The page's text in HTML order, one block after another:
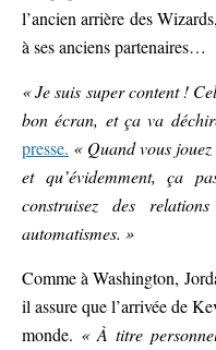
l’ancien arrière des
à ses anciens partenaires…
« Je suis super content !
bon écran, et ça va
presse. « Quand vous
et qu’évidemment, ça
construisez des
automatismes. »
Comme à Washington,
il assure que l’arrivée de
monde. « À titre